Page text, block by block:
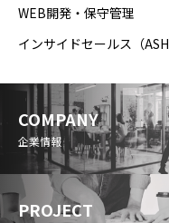
WEB開発・保守管理
インサイドセールス（
COMPANY
企業情報
PROJECT